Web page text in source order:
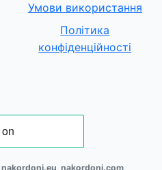
Умови використання
Політика
конфіденційності
nakordoni.eu nakordoni.com,